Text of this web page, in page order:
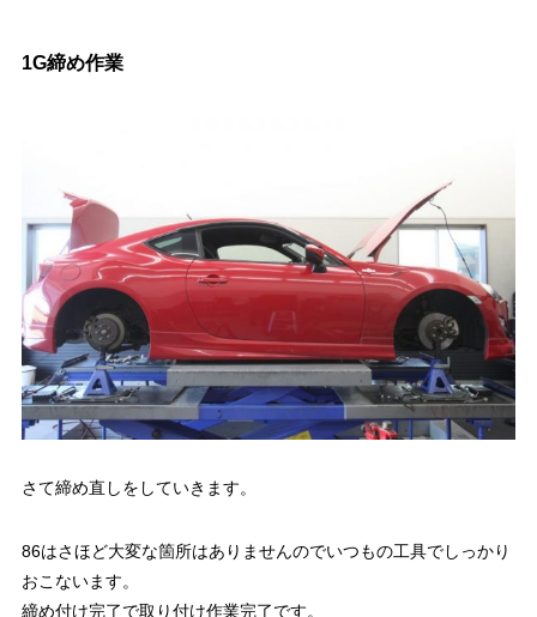
1G締め作業
さて締め直しをしていきます。
86はさほど大変な箇所はありませんのでいつもの工具でしっかり
おこないます。
締め付け完了で取り付け作業完了です。